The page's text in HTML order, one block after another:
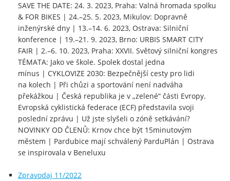
SAVE THE DATE: 24. 3. 2023, Praha: Valná hromada spolku
& FOR BIKES | 24.–25. 5. 2023, Mikulov: Dopravně
inženýrské dny | 13.–14. 6. 2023, Ostrava: Silniční
konference | 19.–21. 9. 2023, Brno: URBIS SMART CITY
FAIR | 2.–6. 10. 2023, Praha: XXVII. Světový silniční kongres
TÉMATA: Jako ve škole. Spolek dostal jedna
mínus | CYKLOVIZE 2030: Bezpečnější cesty pro lidi
na kolech | Při chůzi a sportování není nadváha
překážkou | Česká republika je v „zelené“ části Evropy.
Evropská cyklistická federace (ECF) představila svoji
poslední zprávu | Už jste slyšeli o zóně setkávání?
NOVINKY OD ČLENŮ: Krnov chce být 15minutovým
městem | Pardubice mají schválený ParduPlán | Ostrava
se inspirovala v Beneluxu
Zpravodaj 11/2022